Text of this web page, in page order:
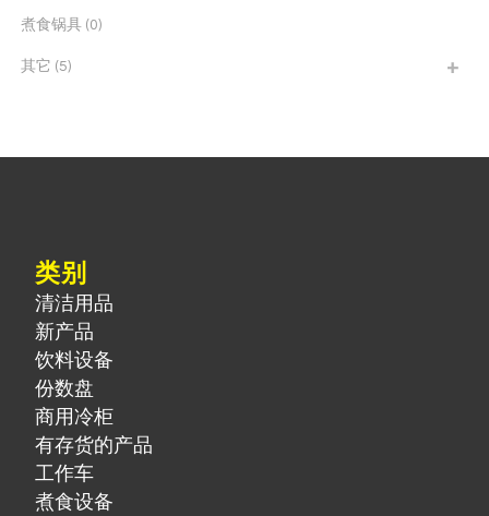
煮食锅具 (0)
其它 (5)
类别
清洁用品
新产品
饮料设备
份数盘
商用冷柜
有存货的产品
工作车
煮食设备